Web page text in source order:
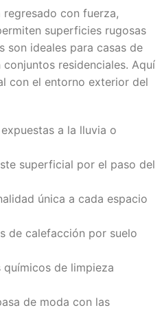
regresado con fuerza,
superficies rugosas
son ideales para casas de
residenciales. Aquí
con el entorno exterior del
a la lluvia o
superficial por el paso del
única a cada espacio
de calefacción por suelo
de limpieza
de moda con las